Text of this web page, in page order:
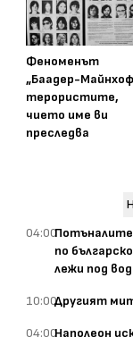
Феноменът
„Баадер-
терористите,
чието име ви
преследва
04:00
по
лежи под
10:00Другият
04:00Наполеон